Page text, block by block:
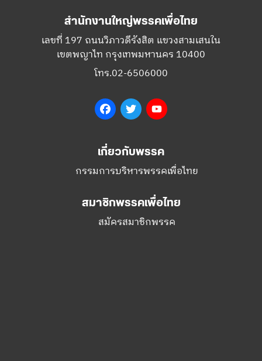
สำนักงานใหญ่พรรคเพื่อไทย
เลขที่ 197 ถนนวิภาวดีรังสิต แขวงสามเสนใน
เขตพญาไท กรุงเทพมหานคร 10400
โทร.02-6506000
FacebookTwitter
เกี่ยวกับพรรค
กรรมการบริหารพรรคเพื่อไทย
สมาชิกพรรคเพื่อไทย
สมัครสมาชิกพรรค